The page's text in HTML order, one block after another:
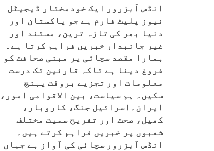
انڈس آبزرور ایک خودمختار ڈیجیٹل
نیوز پلیٹ فارم ہے جو پاکستان اور
دنیا بھر کی تازہ ترین، مستند اور
غیر جانبدار خبریں فراہم کرتا ہے۔
ہمارا مقصد سچائی پر مبنی صحافت کو
فروغ دینا ہے تاکہ قارئین تک درست
معلومات اور تجزیے بروقت پہنچ
سکیں۔ ہم سیاست، بین الاقوامی امور،
ایران۔اسرائیل جنگ، کاروبار،
کھیل، صحت اور تفریح سمیت مختلف
شعبوں پر خبریں فراہم کرتے ہیں۔
انڈس آبزرور سچائی کی آواز ہے جہاں